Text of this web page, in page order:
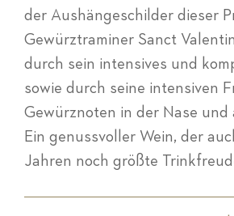
der Aushängeschilder dieser
Gewürztraminer Sanct
durch sein intensives und
sowie durch seine intensiven
Gewürznoten in der Nase und
Ein genussvoller Wein, der
Jahren noch größte